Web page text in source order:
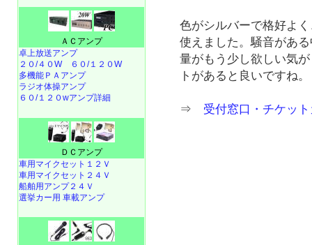
色がシルバーで格好よ
使えました。騒音があ
量がもう少し欲しい気
トがあると良いですね。
⇒ 受付窓口・チケッ
ＡＣアンプ
卓上放送アンプ
２０/４０W
６０/１２０W
多機能ＰＡアンプ
ラジオ体操アンプ
６０/１２０wアンプ詳細
ＤＣアンプ
車用マイクセット１２Ｖ
車用マイクセット２４Ｖ
船舶用アンプ２４Ｖ
選挙カー用 車載アンプ